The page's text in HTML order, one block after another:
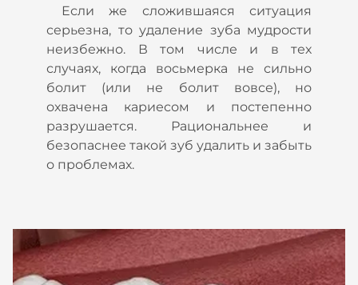
Если же сложившаяся ситуация
серьезна, то удаление зуба мудрости
неизбежно. В том числе и в тех
случаях, когда восьмерка не сильно
болит (или не болит вовсе), но
охвачена кариесом и постепенно
разрушается. Рациональнее и
безопаснее такой зуб удалить и забыть
о проблемах.